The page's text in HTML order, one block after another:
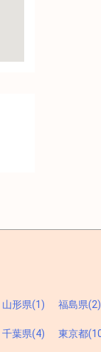
山形県(1) 福島県(2)
千葉県(4) 東京都